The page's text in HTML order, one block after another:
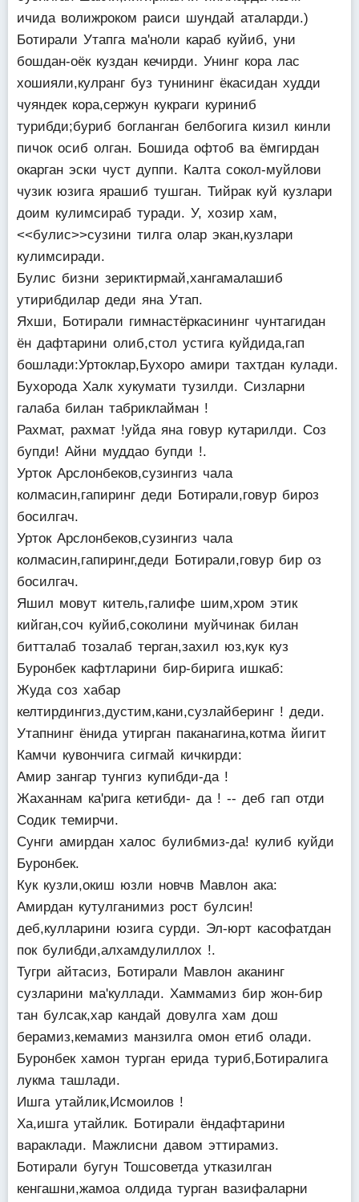
ичида волижроком раиси шундай аталарди.)
Ботирали Утапга ма'ноли караб куйиб, уни
бошдан-оёк куздан кечирди. Унинг кора лас
хошияли,кулранг буз тунининг ёкасидан худди
чуяндек кора,сержун кукраги куриниб
турибди;буриб богланган белбогига кизил кинли
пичок осиб олган. Бошида офтоб ва ёмгирдан
окарган эски чуст дуппи. Калта сокол-муйлови
чузик юзига ярашиб тушган. Тийрак куй кузлари
доим кулимсираб туради. У, хозир хам,
<<булис>>сузини тилга олар экан,кузлари
кулимсиради.
Булис бизни зериктирмай,хангамалашиб
утирибдилар деди яна Утап.
Яхши, Ботирали гимнастёркасининг чунтагидан
ён дафтарини олиб,стол устига куйдида,гап
бошлади:Уртоклар,Бухоро амири тахтдан кулади.
Бухорода Халк хукумати тузилди. Сизларни
галаба билан табриклайман !
Рахмат, рахмат !уйда яна говур кутарилди. Соз
бупди! Айни муддао бупди !.
Урток Арслонбеков,сузингиз чала
колмасин,гапиринг деди Ботирали,говур бироз
босилгач.
Урток Арслонбеков,сузингиз чала
колмасин,гапиринг,деди Ботирали,говур бир оз
босилгач.
Яшил мовут китель,галифе шим,хром этик
кийган,соч куйиб,соколини муйчинак билан
битталаб тозалаб терган,захил юз,кук куз
Буронбек кафтларини бир-бирига ишкаб:
Жуда соз хабар
келтирдингиз,дустим,кани,сузлайберинг ! деди.
Утапнинг ёнида утирган паканагина,котма йигит
Камчи кувончига сигмай кичкирди:
Амир зангар тунгиз купибди-да !
Жаханнам ка'рига кетибди- да ! -- деб гап отди
Содик темирчи.
Сунги амирдан халос булибмиз-да! кулиб куйди
Буронбек.
Кук кузли,окиш юзли новчв Мавлон ака:
Амирдан кутулганимиз рост булсин!
деб,кулларини юзига сурди. Эл-юрт касофатдан
пок булибди,алхамдулиллох !.
Тугри айтасиз, Ботирали Мавлон аканинг
сузларини ма'куллади. Хаммамиз бир жон-бир
тан булсак,хар кандай довулга хам дош
берамиз,кемамиз манзилга омон етиб олади.
Буронбек хамон турган ерида туриб,Ботиралига
лукма ташлади.
Ишга утайлик,Исмоилов !
Ха,ишга утайлик. Ботирали ёндафтарини
вараклади. Мажлисни давом эттирамиз.
Ботирали бугун Тошсоветда утказилган
кенгашни,жамоа олдида турган вазифаларни